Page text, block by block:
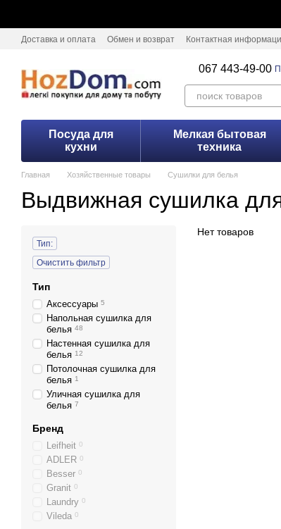
Доставка и оплата Обмен и возврат Контактная
067 443-49-00
Посуда для
кухни
Мелкая бытовая
техника
Главная Хозяйственные товары Сушилки для белья
Выдвижная сушилка
Нет товаров
Тип:
Очистить фильтр
Тип
Аксессуары 5
Напольная сушилка для
белья 48
Настенная сушилка для
белья 12
Потолочная сушилка для
белья 1
Уличная сушилка для
белья 7
Бренд
Leifheit 0
ADLER 0
Besser 0
Granit 0
Laundry 0
Vileda 0